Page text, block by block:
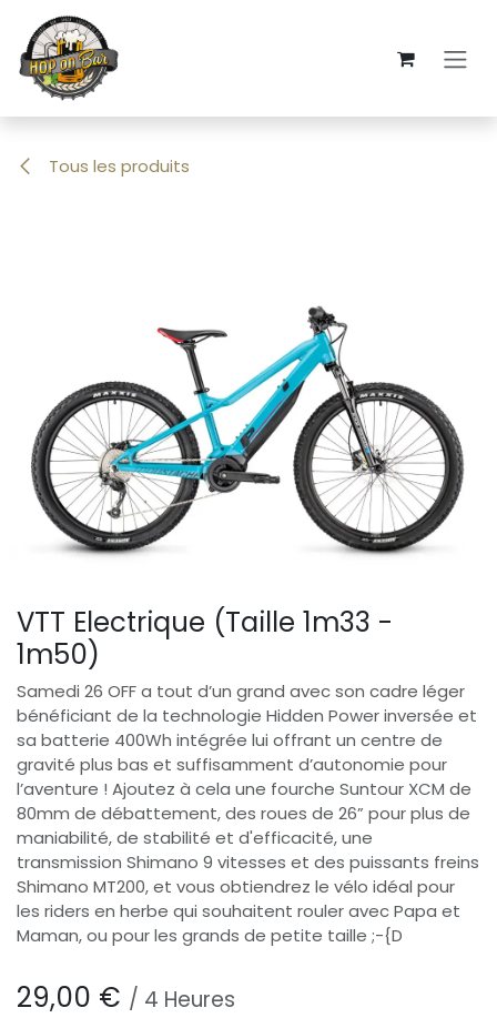
Se rendre au contenu
Tous les produits
VTT Electrique (Taille 1m33 -
1m50)
Samedi 26 OFF a tout d’un grand avec son cadre léger
bénéficiant de la technologie Hidden Power inversée et
sa batterie 400Wh intégrée lui offrant un centre de
gravité plus bas et suffisamment d’autonomie pour
l’aventure ! Ajoutez à cela une fourche Suntour XCM de
80mm de débattement, des roues de 26” pour plus de
maniabilité, de stabilité et d'efficacité, une
transmission Shimano 9 vitesses et des puissants freins
Shimano MT200, et vous obtiendrez le vélo idéal pour
les riders en herbe qui souhaitent rouler avec Papa et
Maman, ou pour les grands de petite taille ;-{D
29,00 € / 4 Heures